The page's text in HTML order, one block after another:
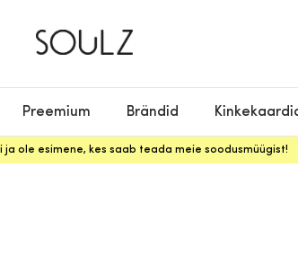
Preemium Brändid
ja ole esimene, kes saab teada meie soodusmüügist!